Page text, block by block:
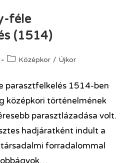
féle
(1514)
Középkor / Újkor
parasztfelkelés 1514-ben
középkori történelmének
parasztlázadása volt.
hadjáratként indult a
forradalommal